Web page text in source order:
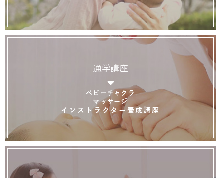
通学講座
ベビーチャクラ
マッサージ
インストラクター養成講座